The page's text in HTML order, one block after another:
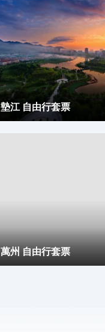
墊江 自由行套票
萬州 自由行套票